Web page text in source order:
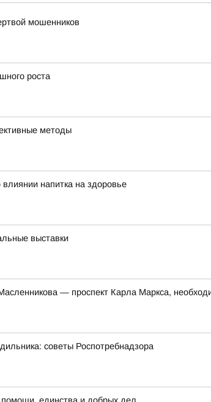
мошенников
роста
методы
напитка на здоровье
выставки
— проспект Карла Маркса,
советы Роспотребнадзора